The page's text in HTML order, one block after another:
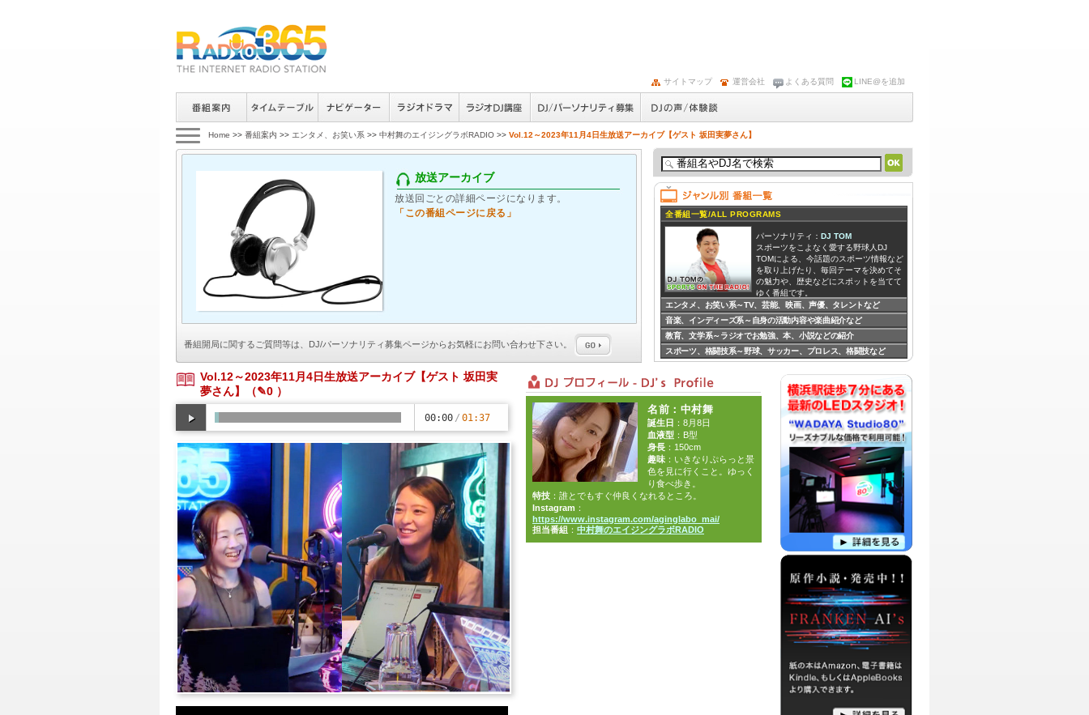
サイトマップ 運営会社 よくある質問 LINE@を追加
Home >> 番組案内 >> エンタメ、お笑い系 >> 中村舞のエイジングラボRADIO >> Vol.12～2023年11月4日生放送アーカイブ【ゲスト 坂田実夢さん】
放送アーカイブ
放送回ごとの詳細ページになります。
「この番組ページに戻る」
番組開局に関するご質問等は、 DJ/パーソナリティ募集ページからお気軽にお問い合わせ下さい。
Vol.12～2023年11月4日生放送アーカイブ【ゲスト 坂田実
夢さん】
（✎0 ）
00:00 / 01:37
名前 ：中村舞
誕生日 ：8月8日
血液型 ：B型
身長 ：150cm
趣味 ：いきなりぷらっと景
色を見に行くこと。ゆっく
り食べ歩き。
特技 ：誰とでもすぐ仲良くなれるところ。
Instagram ：
https://www.instagram.com/aginglabo_mai/
担当番組 ： 中村舞のエイジングラボRADIO
全番組一覧/ALL PROGRAMS
パーソナリティ： DJ TOM
スポーツをこよなく愛する野球人DJ
TOMによる、今話題のスポーツ情報など
を取り上げたり、毎回テーマを決めてそ
の魅力や、歴史などにスポットを当てて
ゆく番組です。
パーソナリティ：DJこっちゃん
DJこっちゃんがネットニュースを中心に
ツッコミを入れたり、日常生活のアレコ
レについて語る。元気があればなんでも
パーソナリティ：DJ Kaito
アニメ大好きKaito先生が、ラジオリスナ
ーのみんなにアニメの名シーンから学ん
だことを紹介したり、毎回テーマを決め
て自由気ままにお喋りする番組です
パーソナリティ：中村舞、しおりん
エイジングケアアーティスト中村舞と、
アシスタントのしおりんによる、最近気
になるあんなことや、こんなことをピッ
クアップして話し合ったり、毎回テーマ
を決めて熱く語り合う番組です。
パーソナリティ：ZION、Kimmy
RADIO365を代表するDJ達による、イン
ディーズミュージシャンの音源を紹介し
ながら、哲学する音楽バラエティ番組で
パーソナリティ： 北澤、にーくん
お笑いコンビ弾力素材のリアルと、皆様
からのお便りを素材にして、ツーシーム
に、ストレートにお送りする、フリート
ーク型ラジオ番組です。
エンタメ、お笑い系～TV、芸能、映画、声優、タレントなど
音楽、インディーズ系～自身の活動内容や楽曲紹介など
教育、文学系～ラジオでお勉強、本、小説などの紹介
スポーツ、格闘技系～野球、サッカー、プロレス、格闘技など